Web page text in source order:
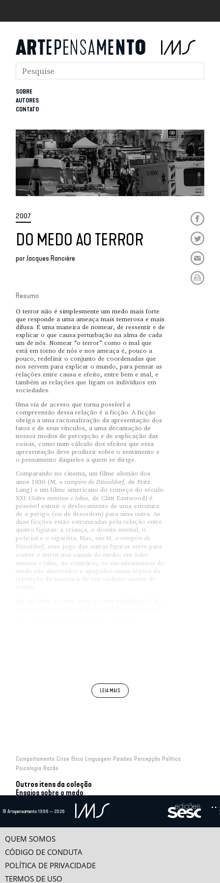
SOBRE
AUTORES
CONTATO
Comportamento Crise Ética Linguagem Paixões Percepção Política
Psicologia Razão
Outros itens da coleção
Ensaios sobre o medo
A ESFERA TEMÍVEL
Uma das consequências mais significativas e abrangentes da revolução
tecnocientífica ocorrida ao longo do século 20...
QUESTIONANDO A CIÊNCIA
porEtienne Klein
casal que se distancia: as discussões...
2007
DO MEDO AO TERROR
porJacques Rancière
Resumo
O terror não é simplesmente um medo mais forte
que responde a uma ameaça mais temerosa e mais
difusa. É uma maneira de nomear, de ressentir e de
explicar o que causa perturbação na alma de cada
um de nós. Nomear “o terror” como o mal que
está em torno de nós e nos ameaça é, pouco a
pouco, redefinir o conjunto de coordenadas que
nos servem para explicar o mundo, para pensar as
relações entre causa e efeito, entre bem e mal, e
também as relações que ligam os indivíduos em
sociedades.
Uma via de acesso que torna possível a
compreensão dessa relação é a ficção. A ficção
obriga a uma racionalização da apresentação dos
fatos e de seus vínculos, a uma decantação de
nossos modos de percepção e de explicação das
coisas, como num cálculo dos efeitos que essa
apresentação deve produzir sobre o sentimento e
o pensamento daqueles a quem se dirige.
Comparando no cinema, um filme alemão dos
anos 1930 (M, o vampiro de Düsseldorf, de Fritz
Lang) e um filme americano do começo do século
XXI (Sobre meninos e lobos, de Clint Eastwood) é
possível extrair o deslocamento de uma estrutura
de o perigo (ou de desordem) para uma outra. As
duas ficções estão estruturadas pela relação entre
quatro figuras: a criança, o doente mental, o
policial e o vigarista. Mas, em M, o vampiro de
Düsseldorf, esse jogo das outras figuras serve para
conter o terror nos canais do medo; em Sobre
meninos e lobos, ao contrário, os encadeamentos do
medo são absorvidos e apagados numa lógica da
repetição do trauma e de seu violento acerto de
contas.
oposição do bem e do mal, ele coloca a
identidade última do aterrorizador e do
um certo estado do mundo. Mas esse estado do
mundo define também um modo de percepção e
uma grade conceitual: o terror se apresenta muito
© Artepensamento 1996 — 2026
QUEM SOMOS
CÓDIGO DE CONDUTA
POLÍTICA DE PRIVACIDADE
TERMOS DE USO